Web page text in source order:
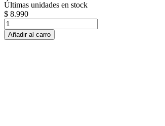
Últimas unidades en stock
$ 8.990
Añadir al carro